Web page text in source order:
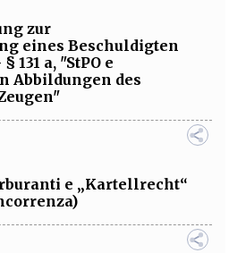
zur
eines Beschuldigten
131 a, "StPO e
Abbildungen des
e „Kartellrecht“